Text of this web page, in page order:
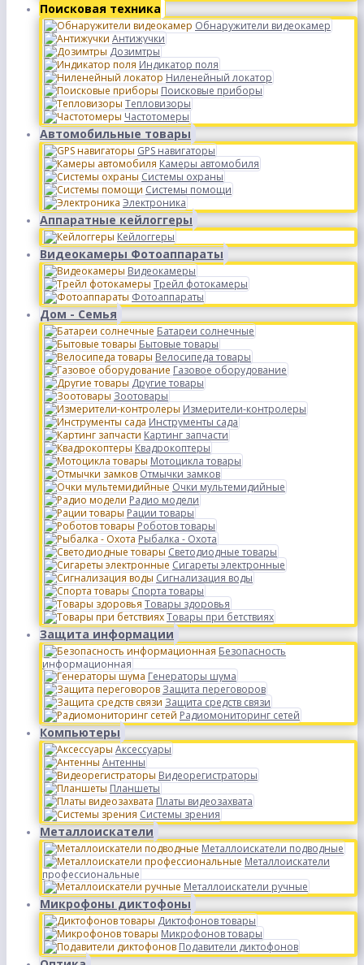
Поисковая техника
Обнаружители видеокамер
Антижучки
Дозимтры
Индикатор поля
Ниленейный локатор
Поисковые приборы
Тепловизоры
Частотомеры
Автомобильные товары
GPS навигаторы
Камеры автомобиля
Системы охраны
Системы помощи
Электроника
Аппаратные кейлоггеры
Кейлоггеры
Видеокамеры Фотоаппараты
Видеокамеры
Трейл фотокамеры
Фотоаппараты
Дом - Семья
Батареи солнечные
Бытовые товары
Велосипеда товары
Газовое оборудование
Другие товары
Зоотовары
Измерители-контролеры
Инструменты сада
Картинг запчасти
Квадрокоптеры
Мотоцикла товары
Отмычки замков
Очки мультемидийные
Радио модели
Рации товары
Роботов товары
Рыбалка - Охота
Светодиодные товары
Сигареты электронные
Сигнализация воды
Спорта товары
Товары здоровья
Товары при бетствиях
Защита информации
Безопасность
информационная
Генераторы шума
Защита переговоров
Защита средств связи
Радиомониторинг сетей
Компьютеры
Аксессуары
Антенны
Видеорегистраторы
Планшеты
Платы видеозахвата
Системы зрения
Металлоискатели
Металлоискатели подводные
Металлоискатели
профессиональные
Металлоискатели ручные
Микрофоны диктофоны
Диктофонов товары
Микрофонов товары
Подавители диктофонов